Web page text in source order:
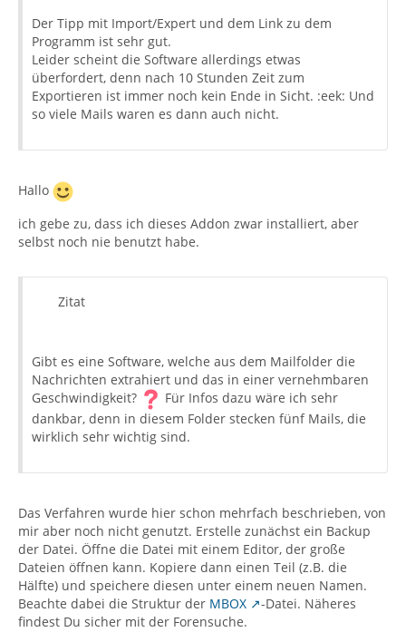
Der Tipp mit Import/Expert und dem Link zu dem
Programm ist sehr gut.
Leider scheint die Software allerdings etwas
überfordert, denn nach 10 Stunden Zeit zum
Exportieren ist immer noch kein Ende in Sicht. :eek: Und
so viele Mails waren es dann auch nicht.
Hallo
ich gebe zu, dass ich dieses Addon zwar installiert, aber
selbst noch nie benutzt habe.
Zitat
Gibt es eine Software, welche aus dem Mailfolder die
Nachrichten extrahiert und das in einer vernehmbaren
Geschwindigkeit?
Für Infos dazu wäre ich sehr
dankbar, denn in diesem Folder stecken fünf Mails, die
wirklich sehr wichtig sind.
Das Verfahren wurde hier schon mehrfach beschrieben, von
mir aber noch nicht genutzt. Erstelle zunächst ein Backup
der Datei. Öffne die Datei mit einem Editor, der große
Dateien öffnen kann. Kopiere dann einen Teil (z.B. die
Hälfte) und speichere diesen unter einem neuen Namen.
Beachte dabei die Struktur der MBOX
-Datei. Näheres
findest Du sicher mit der Forensuche.